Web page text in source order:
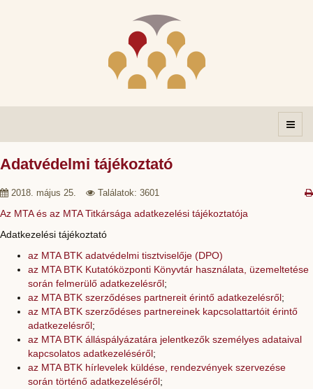
Adatvédelmi tájékoztató
2018. május 25. Találatok: 3601
Az MTA és az MTA Titkársága adatkezelési tájékoztatója
Adatkezelési tájékoztató
az MTA BTK adatvédelmi tisztviselője (DPO)
az MTA BTK Kutatóközponti Könyvtár használata, üzemeltetése
során felmerülő adatkezelésről;
az MTA BTK szerződéses partnereit érintő adatkezelésről;
az MTA BTK szerződéses partnereinek kapcsolattartóit érintő
adatkezelésről;
az MTA BTK álláspályázatára jelentkezők személyes adataival
kapcsolatos adatkezeléséről;
az MTA BTK hírlevelek küldése, rendezvények szervezése
során történő adatkezeléséről;